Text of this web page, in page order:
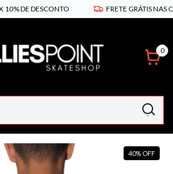
DESCONTO FRETE GRÁTIS NAS
0
40% OFF